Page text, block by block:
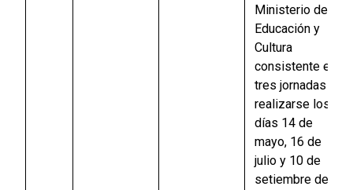
Ministerio de
Educación y
Cultura
consistente en
tres jornadas a
realizarse los
días 14 de
mayo, 16 de
julio y 10 de
setiembre de